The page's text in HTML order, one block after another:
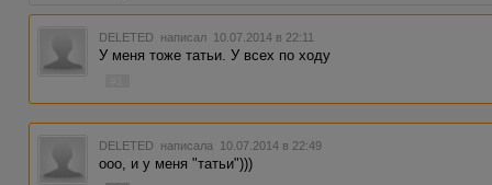
DELETED написал 10.07.2014 в 22:11
У меня тоже татьи. У всех по ходу
DELETED написала 10.07.2014 в 22:49
ооо, и у меня "татьи")))